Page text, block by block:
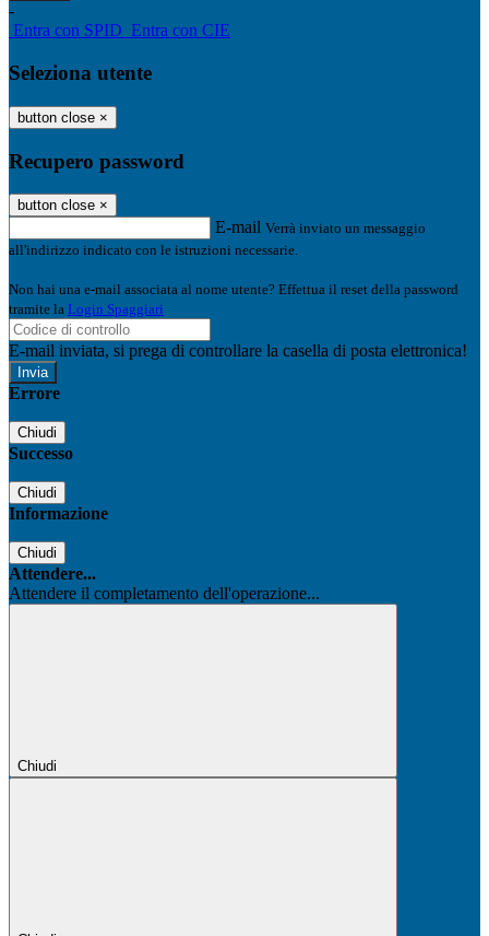
-
Entra con SPID Entra con CIE
Seleziona utente
button close ×
Recupero password
button close ×
E-mail Verrà inviato un messaggio
all'indirizzo indicato con le istruzioni necessarie.
Non hai una e-mail associata al nome utente? Effettua il reset della password
tramite la Login Spaggiari
E-mail inviata, si prega di controllare la casella di posta elettronica!
Errore
Chiudi
Successo
Chiudi
Informazione
Chiudi
Attendere...
Attendere il completamento dell'operazione...
Chiudi